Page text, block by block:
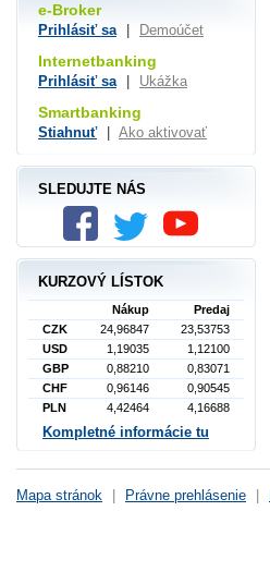
e-Broker
Prihlásiť sa Demoúčet
Internetbanking
Prihlásiť sa Ukážka
Smartbanking
Stiahnuť Ako aktivovať
SLEDUJTE NÁS
KURZOVÝ LÍSTOK
Nákup
Predaj
CZK
24,96847
23,53753
USD
1,19035
1,12100
GBP
0,88210
0,83071
CHF
0,96146
0,90545
PLN
4,42464 4,16688
Kompletné informácie tu
Mapa stránok Právne prehlásenie